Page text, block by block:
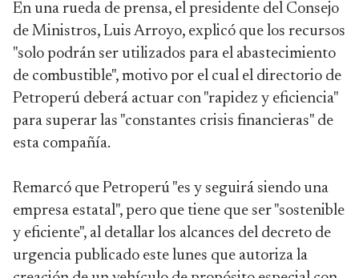
En una rueda de prensa, el presidente del Consejo
de Ministros, Luis Arroyo, explicó que los recursos
"solo podrán ser utilizados para el abastecimiento
de combustible", motivo por el cual el directorio de
Petroperú deberá actuar con "rapidez y eficiencia"
para superar las "constantes crisis financieras" de
esta compañía.
Remarcó que Petroperú "es y seguirá siendo una
empresa estatal", pero que tiene que ser "sostenible
y eficiente", al detallar los alcances del decreto de
urgencia publicado este lunes que autoriza la